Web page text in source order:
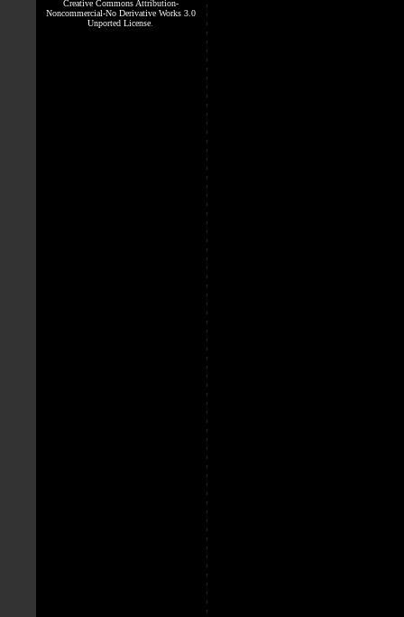
Creative Commons Attribution-
Noncommercial-No Derivative Works 3.0
Unported License